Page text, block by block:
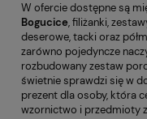
W ofercie dostępne są
Bogucice, filiżanki,
deserowe, tacki oraz
zarówno pojedyncze
rozbudowany zestaw
świetnie sprawdzi się w
prezent dla osoby, która
wzornictwo i przedmioty